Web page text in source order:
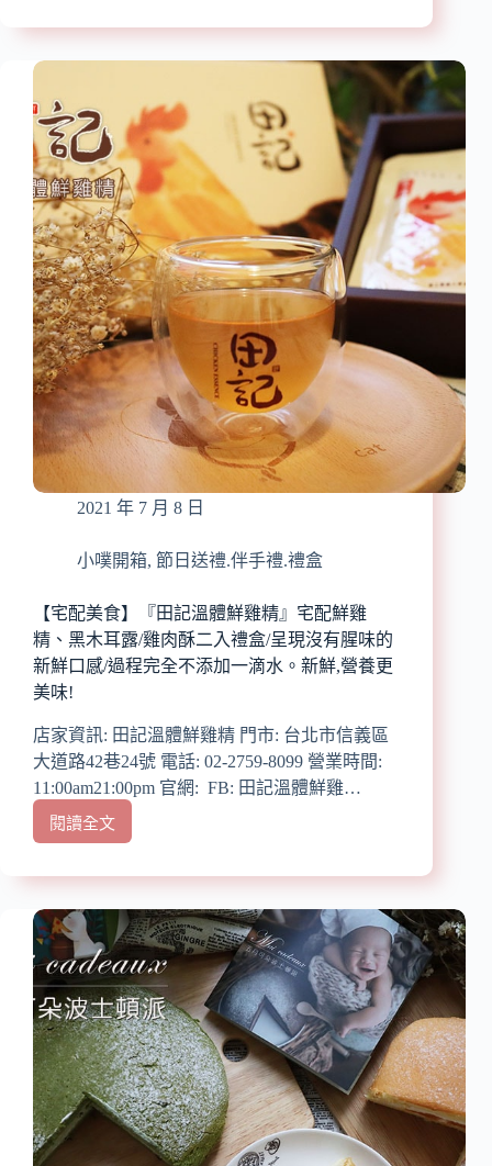
主
廚
發
蒟
蒻
米
減
醣
低
卡/
大
推
蒟
蒻
米
減
醣
鳳
梨
酥、
蒟
米
飯、
蒟
蒻
米
炒
飯
美
挑
嘴
高
山
茶
梅】
團
購
美
食/
台
中
伴
手
禮/
中
秋
禮
日
最
愛
伴
手
送
長
輩
伴
手
禮/
推
高
山
茶
梅、
茶
韻
濃
烈、
爽
口
2021 年 7 月 8 日
小噗開箱, 節日送禮.伴手禮.禮盒
【宅配美食】『田記溫體鮮雞精』宅配鮮雞
精、黑木耳露/雞肉酥二入禮盒/呈現沒有腥味的
新鮮口感/過程完全不添加一滴水。新鮮,營養更
美味!
店家資訊: 田記溫體鮮雞精 門市: 台北市信義區
大道路42巷24號 電話: 02-2759-8099 營業時間:
11:00am21:00pm 官網: FB: 田記溫體鮮雞…
閱讀全文
【宅
美
『田
記
溫
體
鮮
雞
精』
宅
配